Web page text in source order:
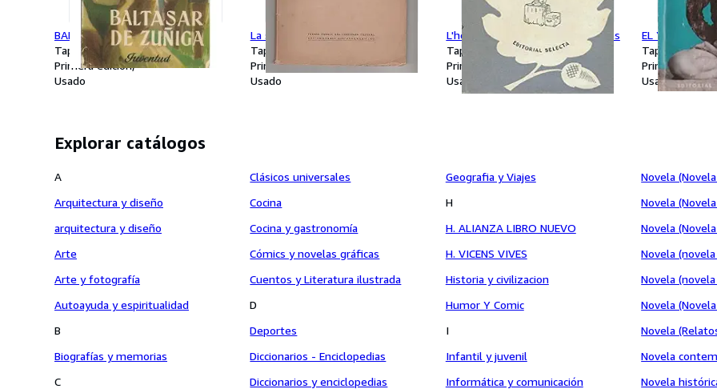
BALTASAR DE ZUÑIGA
Tapa blanda
Primera edición
Usado
La senda iluminada
Tapa blanda
Primera edición
Usado
L'home de les fires i altres contes
Tapa blanda
Primera edición
Usado
EL YOGA Y LA
Tapa blanda
Primera
Usado
Explorar catálogos
A
Arquitectura y diseño
arquitectura y diseño
Arte
Arte y fotografía
Autoayuda y espiritualidad
B
Biografías y memorias
C
Clásicos universales
Cocina
Cocina y gastronomía
Cómics y novelas gráficas
Cuentos y Literatura ilustrada
D
Deportes
Diccionarios - Enciclopedias
Diccionarios y enciclopedias
Geografia y Viajes
H
H. ALIANZA LIBRO NUEVO
H. VICENS VIVES
Historia y civilizacion
Humor Y Comic
I
Infantil y juvenil
Informática y comunicación
Novela
Novela
Novela
Novela
Novela
Novela
Novela
Novela
Novela